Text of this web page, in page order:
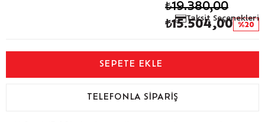
Taksit Seçenekleri
20
₺19.380,00
₺15.504,00
TELEFONLA SIPARIŞ